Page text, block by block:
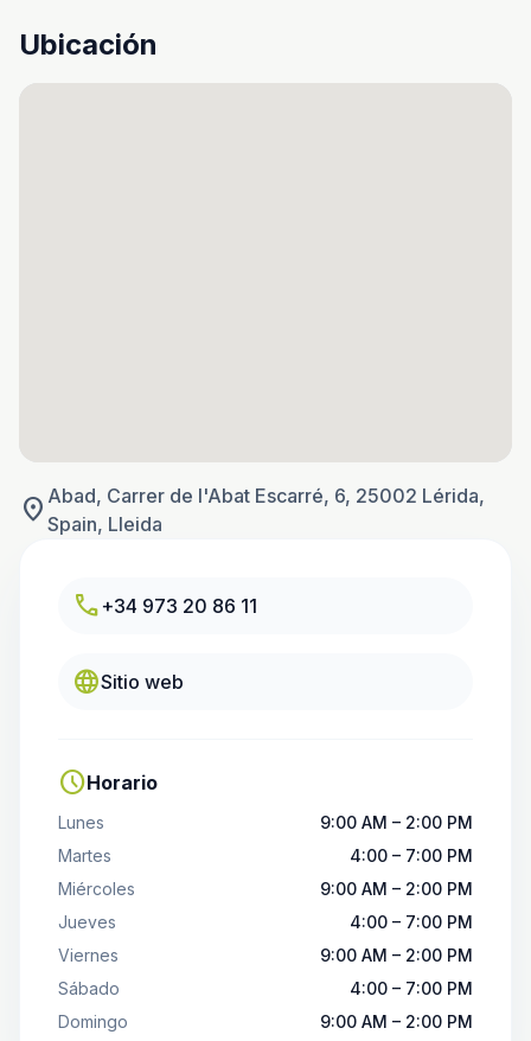
Ubicación
location_on Abad, Carrer de l'Abat Escarré, 6, 25002 Lérida,
Spain, Lleida
call +34 973 20 86 11
languageSitio web
scheduleHorario
Lunes
9:00 AM – 2:00 PM
Martes
4:00 – 7:00 PM
Miércoles
9:00 AM – 2:00 PM
Jueves
4:00 – 7:00 PM
Viernes
9:00 AM – 2:00 PM
Sábado
4:00 – 7:00 PM
Domingo
9:00 AM – 2:00 PM